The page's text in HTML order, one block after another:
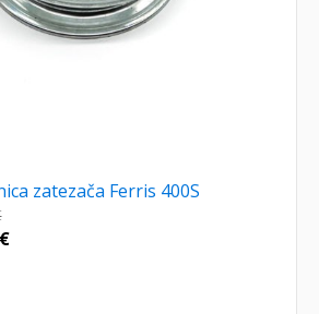
zatezača Ferris 400S
€